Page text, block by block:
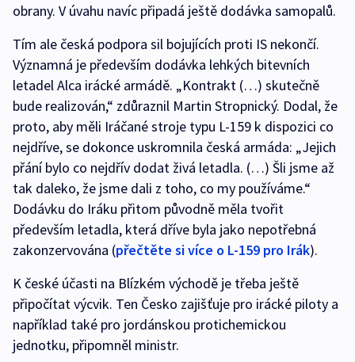
obrany. V úvahu navíc připadá ještě dodávka samopalů.
Tím ale česká podpora sil bojujících proti IS nekončí.
Významná je především dodávka lehkých bitevních
letadel Alca irácké armádě. „Kontrakt (…) skutečně
bude realizován,“ zdůraznil Martin Stropnický. Dodal, že
proto, aby měli Iráčané stroje typu L-159 k dispozici co
nejdříve, se dokonce uskromnila česká armáda: „Jejich
přání bylo co nejdřív dodat živá letadla. (…) Šli jsme až
tak daleko, že jsme dali z toho, co my používáme.“
Dodávku do Iráku přitom původně měla tvořit
především letadla, která dříve byla jako nepotřebná
zakonzervována (přečtěte si více o L-159 pro Irák).
K české účasti na Blízkém východě je třeba ještě
připočítat výcvik. Ten Česko zajišťuje pro irácké piloty a
například také pro jordánskou protichemickou
jednotku, připomněl ministr.